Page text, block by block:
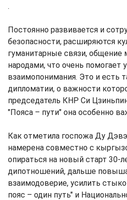
.
Постоянно развивается и
безопасности, расширяются
гуманитарные связи,
народами, что очень помогает
взаимопонимания. Это и есть
дипломатии, о важности
председатель КНР Си
"Пояса – пути" она особенно
Как отметила госпожа Ду
намерена совместно с
опираться на новый старт 30-
дипотношений, дальше
взаимодоверие, усилить
пояс – один путь" и